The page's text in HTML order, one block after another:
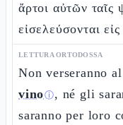
ἄρτοι αὐτῶν ταῖς
εἰσελεύσονται
LETTURA ORTODOSSA
Non verseranno
vinoⓘ, né gli
saranno per loro